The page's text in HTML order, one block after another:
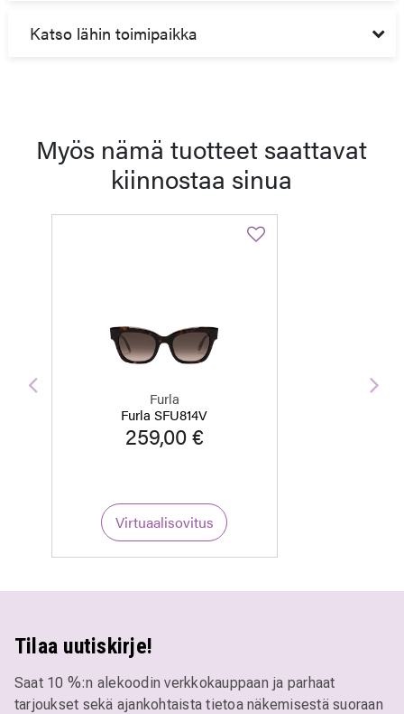
Katso lähin toimipaikka
Myös nämä tuotteet saattavat
kiinnostaa sinua
Furla
Furla SFU814V
259,00 €
Virtuaalisovitus
Edellinen
Tilaa uutiskirje!
Saat 10 %:n alekoodin verkkokauppaan ja parhaat
tarjoukset sekä ajankohtaista tietoa näkemisestä suoraan